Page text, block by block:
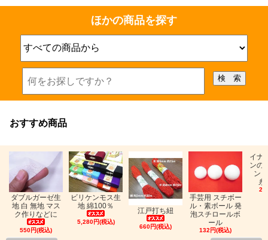
ほかの商品を探す
おすすめ商品
ダブルガーゼ生
地 白 無地 マス
ク作りなどに
550円(税込)
ビリケンモス生
地 綿100％
5,280円(税込)
江戸打ち紐
660円(税込)
手芸用 スチボー
ル・素ボール 発
泡スチロールボ
ール
132円(税込)
イナ
ンの
ン
糸